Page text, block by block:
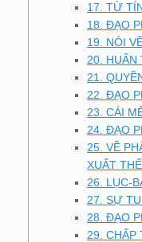
17. TỪ
18. ĐẠO
19. NÓI
20.
21.
22. ĐẠO
23. CÁI
24. ĐẠO
25. VỀ
XUẤT
26. LỤC-
27. SỰ
28. ĐẠO
29. CHẤP